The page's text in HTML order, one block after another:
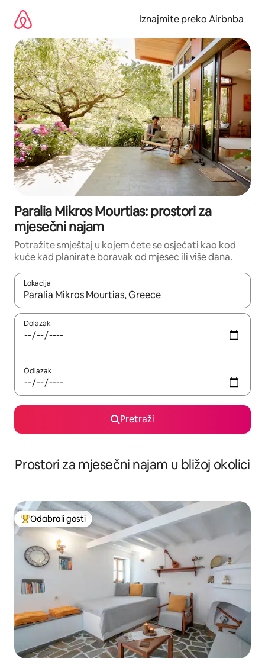
sadržaj
Iznajmite preko Airbnba
Paralia Mikros Mourtias: prostori za
mjesečni najam
Potražite smještaj u kojem ćete se osjećati kao kod
kuće kad planirate boravak od mjesec ili više dana.
Lokacija
Kada budu dostupni rezultati, moći ćete ih pregledati
Dolazak
Odlazak
Pretraži
Prostori za mjesečni najam u bližoj okolici
Među najviše rangiranima s oznakom „Odabrali gosti”
Odabrali gosti